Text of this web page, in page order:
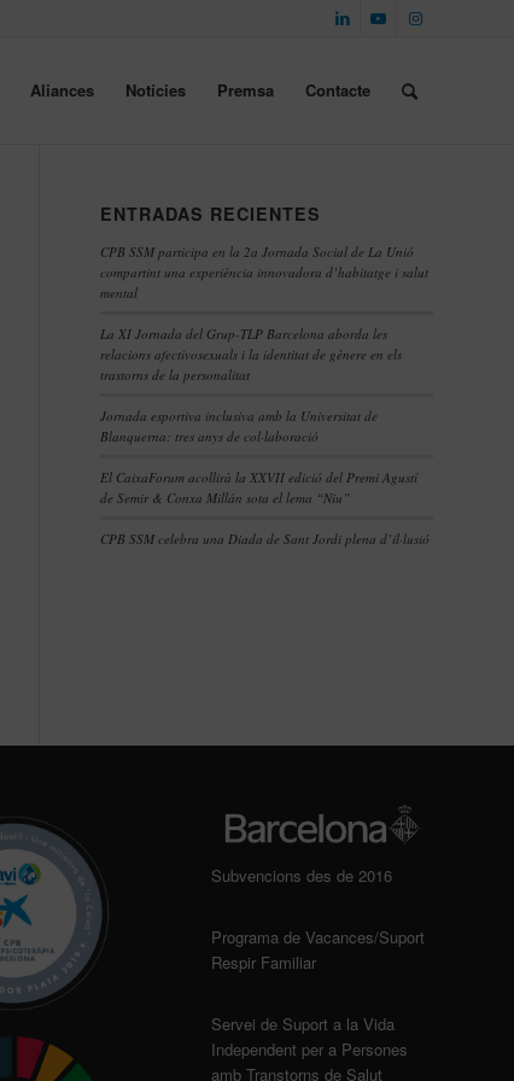
Aliances Notícies Premsa Contacte
ENTRADAS RECIENTES
CPB SSM participa en la 2a Jornada Social de La Unió
compartint una experiència innovadora d’habitatge i salut
mental
La XI Jornada del Grup-TLP Barcelona aborda les
relacions afectivosexuals i la identitat de gènere en els
trastorns de la personalitat
Jornada esportiva inclusiva amb la Universitat de
Blanquerna: tres anys de col·laboració
El CaixaForum acollirà la XXVII edició del Premi Agustí
de Semir & Conxa Millán sota el lema “Niu”
CPB SSM celebra una Diada de Sant Jordi plena d’il·lusió
Subvencions des de 2016
Programa de Vacances/Suport
Respir Familiar
Servei de Suport a la Vida
Independent per a Persones
amb Transtorns de Salut